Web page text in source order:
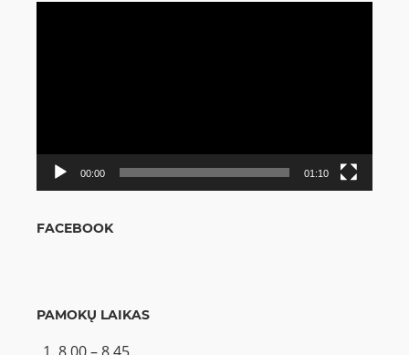
00:00 01:10
FACEBOOK
PAMOKŲ LAIKAS